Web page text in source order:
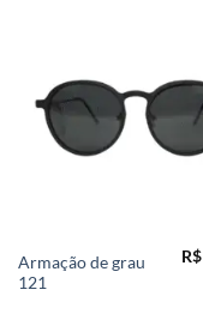
Armação de grau
121
R$